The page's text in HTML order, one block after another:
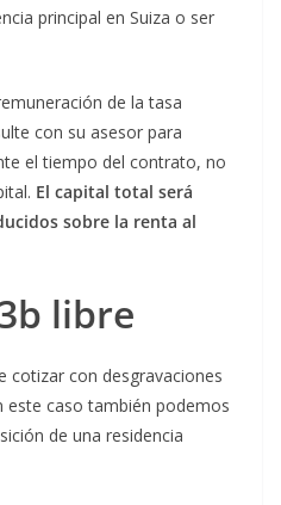
principal en Suiza o ser
de la tasa
con su asesor para
el tiempo del contrato, no
El capital total será
sobre la renta al
libre
cotizar con desgravaciones
este caso también podemos
de una residencia